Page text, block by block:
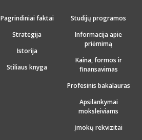
Pagrindiniai faktai
Strategija
Istorija
Stiliaus knyga
Studijų programos
Informacija apie
priėmimą
Kaina, formos ir
finansavimas
Profesinis bakalauras
Apsilankymai
moksleiviams
Įmokų rekvizitai